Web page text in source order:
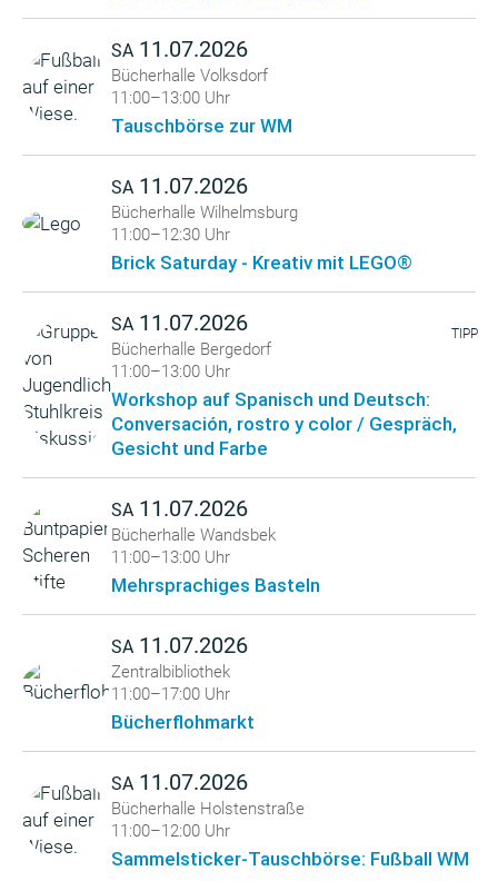
SA 11.07.2026
Bücherhalle Volksdorf
11:00–13:00 Uhr
Tauschbörse zur WM
SA 11.07.2026
Bücherhalle Wilhelmsburg
11:00–12:30 Uhr
Brick Saturday - Kreativ mit LEGO®
TIPP
SA 11.07.2026
Bücherhalle Bergedorf
11:00–13:00 Uhr
Workshop auf Spanisch und Deutsch:
Conversación, rostro y color / Gespräch,
Gesicht und Farbe
SA 11.07.2026
Bücherhalle Wandsbek
11:00–13:00 Uhr
Mehrsprachiges Basteln
SA 11.07.2026
Zentralbibliothek
11:00–17:00 Uhr
Bücherflohmarkt
SA 11.07.2026
Bücherhalle Holstenstraße
11:00–12:00 Uhr
Sammelsticker-Tauschbörse: Fußball WM